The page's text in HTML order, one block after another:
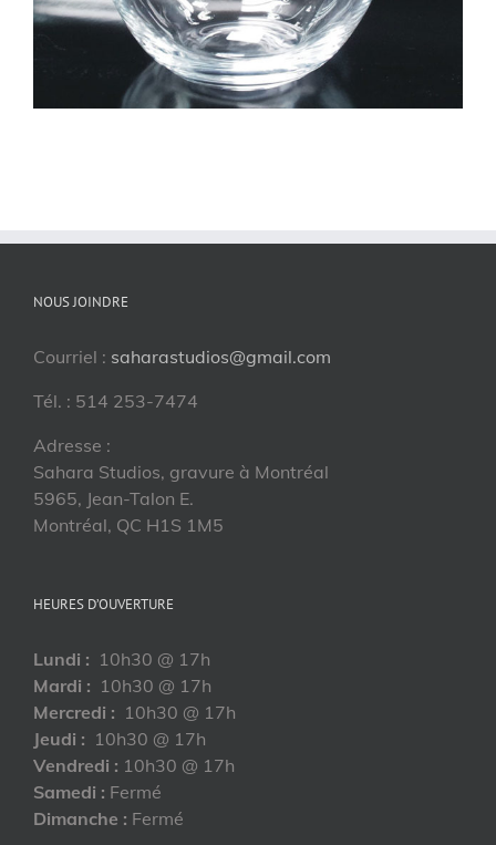
NOUS JOINDRE
Courriel : saharastudios@gmail.com
Tél. : 514 253-7474
Adresse :
Sahara Studios, gravure à Montréal
5965, Jean-Talon E.
Montréal, QC H1S 1M5
HEURES D’OUVERTURE
Lundi : 10h30 @ 17h
Mardi : 10h30 @ 17h
Mercredi : 10h30 @ 17h
Jeudi : 10h30 @ 17h
Vendredi : 10h30 @ 17h
Samedi : Fermé
Dimanche : Fermé